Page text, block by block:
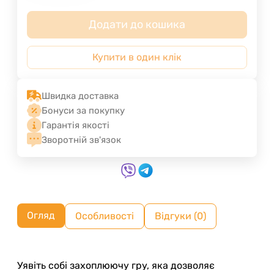
Додати до кошика
Купити в один клік
Швидка доставка
Бонуси за покупку
Гарантія якості
Зворотній зв'язок
Огляд Особливості Відгуки (0)
Уявіть собі захоплюючу гру, яка дозволяє